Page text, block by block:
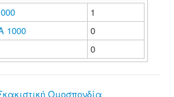
1
1000
0
0
Ομοσπονδία